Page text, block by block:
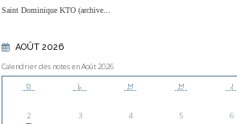
Saint Dominique KTO (archive...
AOÛT 2026
Calendrier des notes en Août 2026
D L M M J
2
3 4 5 6